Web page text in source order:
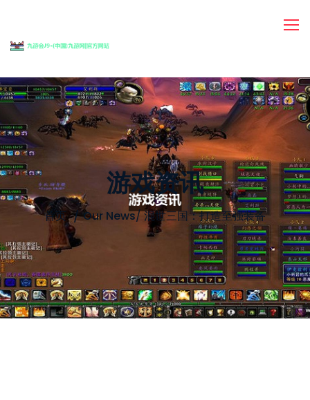
游戏资讯
首页 Our News/混世三国：打造至强装备